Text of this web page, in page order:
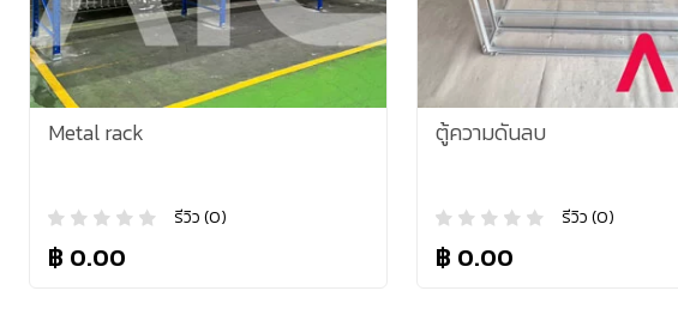
Metal rack
รีวิว (0)
฿ 0.00
ตู้ความดันลบ
รีวิว (0)
฿ 0.00